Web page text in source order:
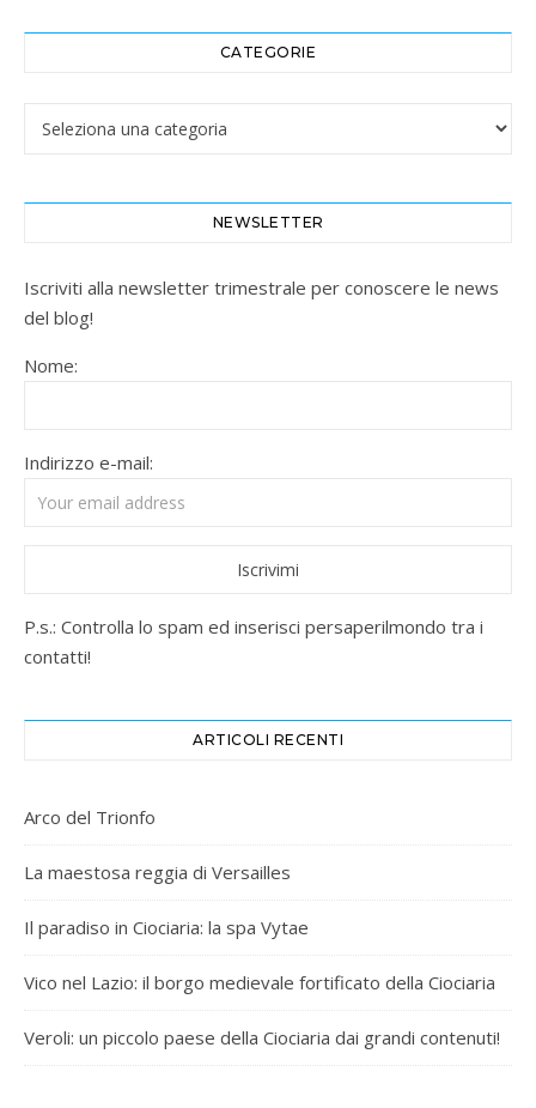
CATEGORIE
Categorie
NEWSLETTER
Iscriviti alla newsletter trimestrale per conoscere le news
del blog!
Nome:
Indirizzo e-mail:
P.s.: Controlla lo spam ed inserisci persaperilmondo tra i
contatti!
ARTICOLI RECENTI
Arco del Trionfo
La maestosa reggia di Versailles
Il paradiso in Ciociaria: la spa Vytae
Vico nel Lazio: il borgo medievale fortificato della Ciociaria
Veroli: un piccolo paese della Ciociaria dai grandi contenuti!